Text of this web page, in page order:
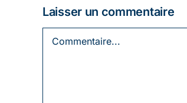
Laisser un commentaire